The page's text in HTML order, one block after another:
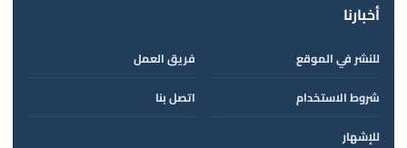
أخبارنا
للنشر في الموقع
فريق العمل
شروط الاستخدام
اتصل بنا
للإشهار